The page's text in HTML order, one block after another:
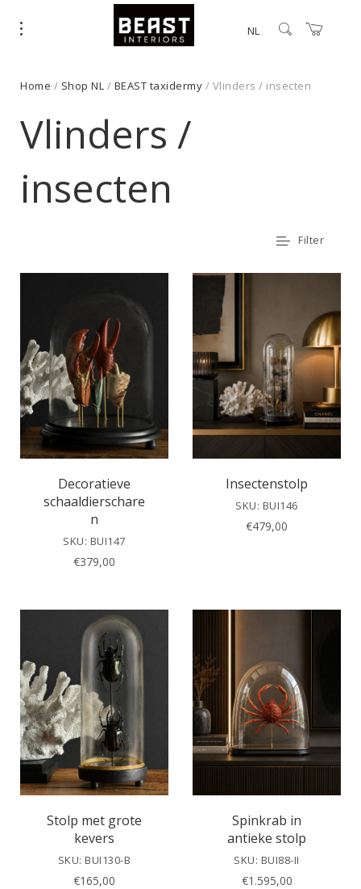
NL
Home / Shop NL / BEAST taxidermy / Vlinders / insecten
Vlinders /
insecten
Filter
Decoratieve
schaaldierschare
n
SKU: BUI147
€379,00
Insectenstolp
SKU: BUI146
€479,00
Stolp met grote
kevers
SKU: BUI130-B
€165,00
Spinkrab in
antieke stolp
SKU: BUI88-II
€1.595,00